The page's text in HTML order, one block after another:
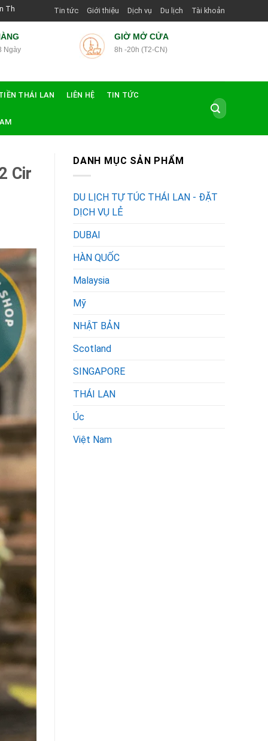
Dẫn Viên Shop | Với Giá Tốt Nhất
Tin tức Giới thiệu Dịch vụ Du lịch Tài khoản
Ngày
GIỜ MỞ CỬA
8h -20h (T2-CN)
THÁI LAN LIÊN HỆ TIN TỨC
Tìm
kiếm:
Cir
DANH MỤC SẢN PHẨM
DU LỊCH TỰ TÚC THÁI LAN - ĐẶT
DỊCH VỤ LẺ
DUBAI
HÀN QUỐC
Malaysia
Mỹ
NHẬT BẢN
Scotland
SINGAPORE
THÁI LAN
Úc
Việt Nam